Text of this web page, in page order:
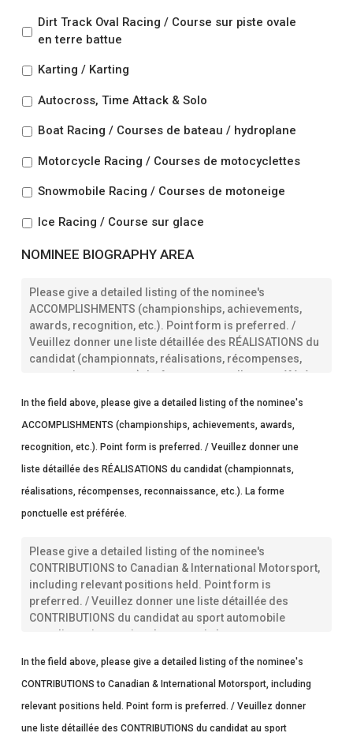
Dirt Track Oval Racing / Course sur piste ovale
en terre battue
Karting / Karting
Autocross, Time Attack & Solo
Boat Racing / Courses de bateau / hydroplane
Motorcycle Racing / Courses de motocyclettes
Snowmobile Racing / Courses de motoneige
Ice Racing / Course sur glace
NOMINEE BIOGRAPHY AREA
Nominee's
ACCOMPLISHMENTS
in
Canadian
International
/
DU
NOMINÉ
le
sport
automobile
canadien
In the field above, please give a detailed listing of the nominee's
ACCOMPLISHMENTS (championships, achievements, awards,
recognition, etc.). Point form is preferred. / Veuillez donner une
liste détaillée des RÉALISATIONS du candidat (championnats,
réalisations, récompenses, reconnaissance, etc.). La forme
ponctuelle est préférée.
Nominee’s
CONTRIBUTIONS
to
Canadian
International
/
du
candidat
sport
In the field above, please give a detailed listing of the nominee's
CONTRIBUTIONS to Canadian & International Motorsport, including
relevant positions held. Point form is preferred. / Veuillez donner
une liste détaillée des CONTRIBUTIONS du candidat au sport